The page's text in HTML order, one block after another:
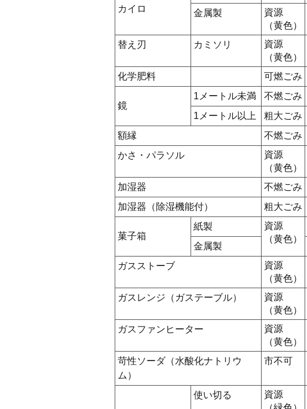
カイロ
金属製
資源
（黄色）
替え刃 カミソリ
資源
（黄色）
化学肥料
可燃ごみ
鏡
1メートル未満
不燃ごみ
1メートル以上
粗大ごみ
額縁
不燃ごみ
かさ・パラソル
資源
（黄色）
加湿器
不燃ごみ
加湿器（除湿機能付）
粗大ごみ
菓子箱
紙製
資源
（黄色）
金属製
ガスストーブ
資源
（黄色）
ガスレンジ（ガステーブル）
資源
（黄色）
ガスファンヒーター
資源
（黄色）
苛性ソーダ（水酸化ナトリウ
ム）
市不可
使い切る
資源